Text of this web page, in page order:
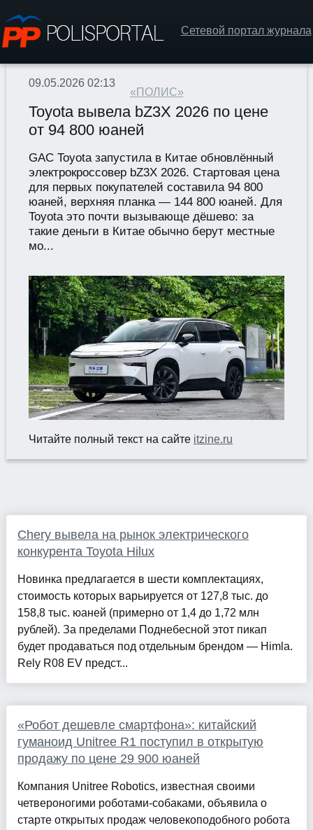
Сетевой портал журнала
«ПОЛИС»
09.05.2026 02:13
Toyota вывела bZ3X 2026 по цене
от 94 800 юаней
GAC Toyota запустила в Китае обновлённый
электрокроссовер bZ3X 2026. Стартовая цена
для первых покупателей составила 94 800
юаней, верхняя планка — 144 800 юаней. Для
Toyota это почти вызывающе дёшево: за
такие деньги в Китае обычно берут местные
мо...
Читайте полный текст на сайте itzine.ru
Chery вывела на рынок электрического
конкурента Toyota Hilux
Новинка предлагается в шести комплектациях,
стоимость которых варьируется от 127,8 тыс. до
158,8 тыс. юаней (примерно от 1,4 до 1,72 млн
рублей). За пределами Поднебесной этот пикап
будет продаваться под отдельным брендом — Himla.
Rely R08 EV предст...
«Робот дешевле смартфона»: китайский
гуманоид Unitree R1 поступил в открытую
продажу по цене 29 900 юаней
Компания Unitree Robotics, известная своими
четвероногими роботами-собаками, объявила о
старте открытых продаж человекоподобного робота